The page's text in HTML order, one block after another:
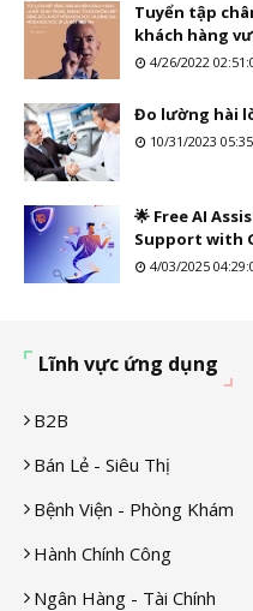
Tuyển tập
khách hàng
4/26/2022
Đo lường hài
10/31/2023
🌟 Free AI
Support with
4/03/2025
Lĩnh vực ứng dụng
B2B
Bán Lẻ - Siêu Thị
Bệnh Viện - Phòng Khám
Hành Chính Công
Ngân Hàng - Tài Chính